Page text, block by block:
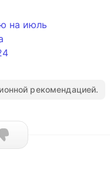
на июль
рекомендацией.